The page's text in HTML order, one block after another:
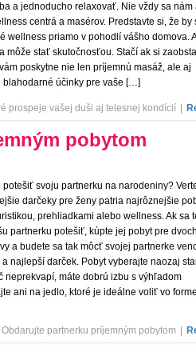
a jednoducho relaxovať. Nie vždy sa nám
centrá a masérov. Predstavte si, že by
wellness priamo v pohodlí vášho domova.
môže stať skutočnosťou. Stačí ak si
poskytne nie len príjemnú masáž, ale aj
blahodarné účinky pre vaše […]
prospeje vašej duši aj telesnej kondícií
pobytom
potešiť svoju partnerku na narodeniny?
darčeky pre ženy patria najrôznejšie
prehliadkami alebo wellness. Ak sa
partnerku potešiť, kúpte jej pobyt pre
a budete sa tak môcť svojej partnerke
najlepší darček. Pobyt vyberajte naozaj
neprekvapí, máte dobrú izbu s výhľadom
ani na jedlo, ktoré je ideálne voliť vo
Obdarujte partnerku príjemným pobytom